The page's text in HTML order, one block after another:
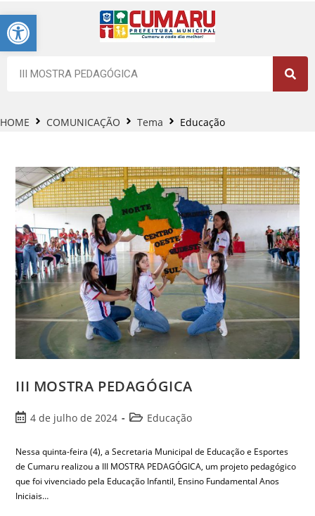
Barra de Ferramentas Aberta
HOME COMUNICAÇÃO Tema Educação
III MOSTRA PEDAGÓGICA
4 de julho de 2024 Educação
Nessa quinta-feira (4), a Secretaria Municipal de Educação e Esportes
de Cumaru realizou a III MOSTRA PEDAGÓGICA, um projeto pedagógico
que foi vivenciado pela Educação Infantil, Ensino Fundamental Anos
Iniciais…